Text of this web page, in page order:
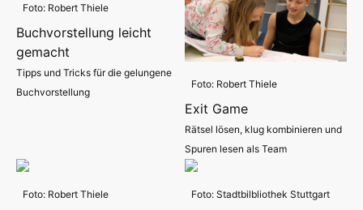
Foto: Robert Thiele
Buchvorstellung leicht
gemacht
Tipps und Tricks für die gelungene
Buchvorstellung
Foto: Robert Thiele
Exit Game
Rätsel lösen, klug kombinieren und
Spuren lesen als Team
Foto: Robert Thiele Foto: Stadtbilbliothek Stuttgart